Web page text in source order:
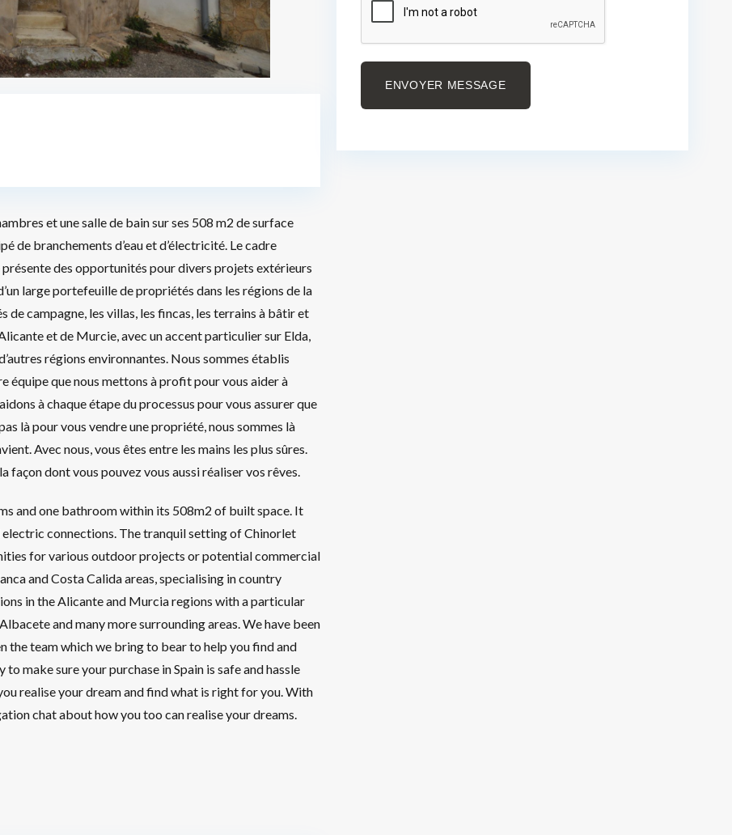
et une salle de bain sur ses 508 m2 de surface
de branchements d’eau et d’électricité. Le cadre
des opportunités pour divers projets extérieurs
large portefeuille de propriétés dans les régions de la
campagne, les villas, les fincas, les terrains à bâtir et
et de Murcie, avec un accent particulier sur Elda,
régions environnantes. Nous sommes établis
équipe que nous mettons à profit pour vous aider à
à chaque étape du processus pour vous assurer que
là pour vous vendre une propriété, nous sommes là
Avec nous, vous êtes entre les mains les plus sûres.
dont vous pouvez vous aussi réaliser vos rêves.
and one bathroom within its 508m2 of built space. It
connections. The tranquil setting of Chinorlet
for various outdoor projects or potential commercial
and Costa Calida areas, specialising in country
in the Alicante and Murcia regions with a particular
and many more surrounding areas. We have been
the team which we bring to bear to help you find and
make sure your purchase in Spain is safe and hassle
realise your dream and find what is right for you. With
chat about how you too can realise your dreams.
ENVOYER MESSAGE